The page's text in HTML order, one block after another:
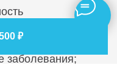
заболевания;
₽